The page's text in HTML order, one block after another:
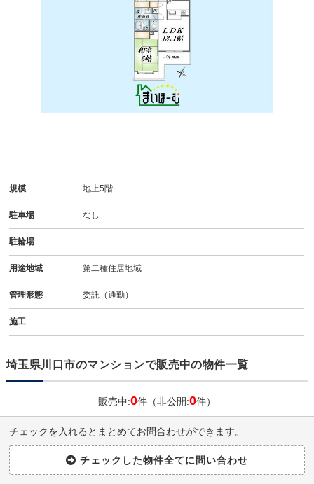
規模 地上5階
駐車場 なし
駐輪場
用途地域 第二種住居地域
管理形態 委託（通勤）
施工
埼玉県川口市のマンションで販売中の物件一覧
販売中:0件（非公開:0件）
チェックを入れるとまとめてお問合わせができます。